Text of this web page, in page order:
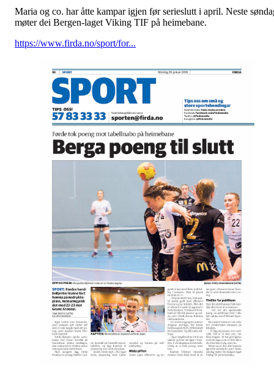
Maria og co. har åtte kampar igjen før serieslutt i april. Neste
møter dei Bergen-laget Viking TIF på heimebane.
https://www.firda.no/sport/for...